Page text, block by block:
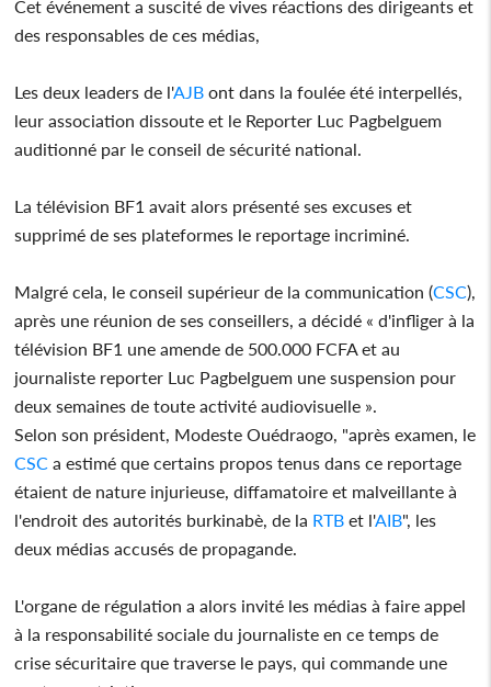
Cet événement a suscité de vives réactions des dirigeants et
des responsables de ces médias,
Les deux leaders de l'AJB ont dans la foulée été interpellés,
leur association dissoute et le Reporter Luc Pagbelguem
auditionné par le conseil de sécurité national.
La télévision BF1 avait alors présenté ses excuses et
supprimé de ses plateformes le reportage incriminé.
Malgré cela, le conseil supérieur de la communication (CSC),
après une réunion de ses conseillers, a décidé « d'infliger à la
télévision BF1 une amende de 500.000 FCFA et au
journaliste reporter Luc Pagbelguem une suspension pour
deux semaines de toute activité audiovisuelle ».
Selon son président, Modeste Ouédraogo, "après examen, le
CSC a estimé que certains propos tenus dans ce reportage
étaient de nature injurieuse, diffamatoire et malveillante à
l'endroit des autorités burkinabè, de la RTB et l'AIB", les
deux médias accusés de propagande.
L'organe de régulation a alors invité les médias à faire appel
à la responsabilité sociale du journaliste en ce temps de
crise sécuritaire que traverse le pays, qui commande une